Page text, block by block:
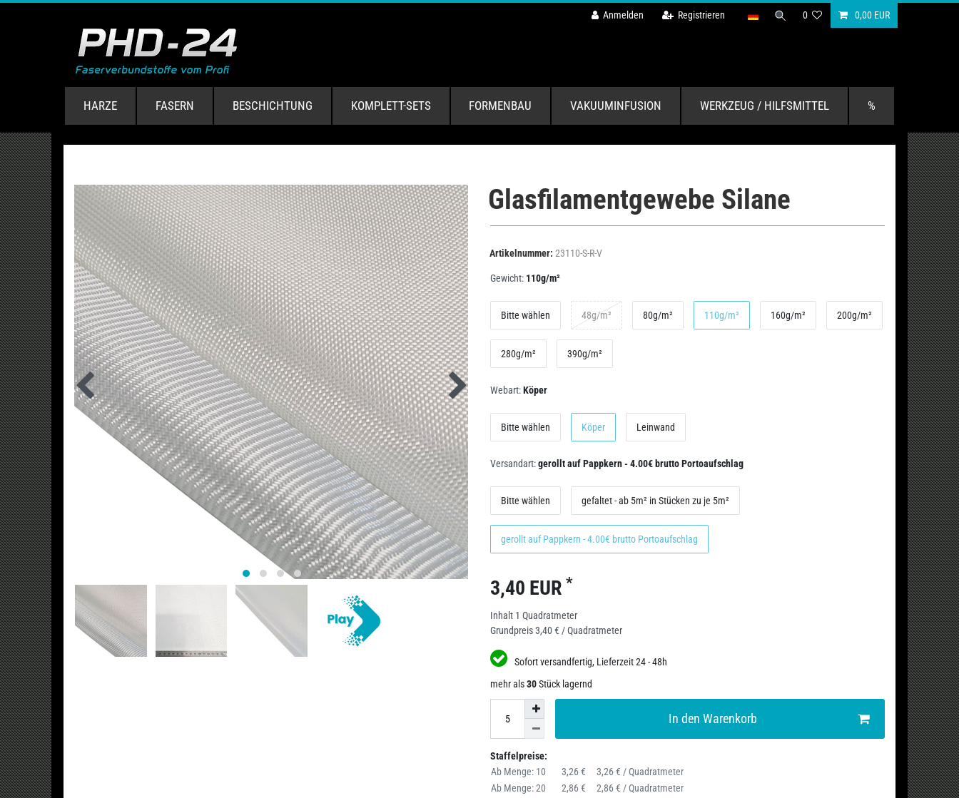
Anmelden Registrieren 0 0,00 EUR
HARZE FASERN BESCHICHTUNG KOMPLETT-SETS FORMENBAU VAKUUMINFUSION WERKZEUG / HILFSMITTEL %
Glasfilamentgewebe Silane
Artikelnummer: 23110-S-R-V
Gewicht: 110g/m²
Bitte wählen 48g/m² 80g/m² 110g/m² 160g/m² 200g/m²
280g/m² 390g/m²
Webart:Köper
Bitte wählen Köper Leinwand
Versandart:gerollt auf Pappkern - 4.00€ brutto Portoaufschlag
Bitte wählen gefaltet - ab 5m² in Stücken zu je 5m²
gerollt auf Pappkern - 4.00€ brutto Portoaufschlag
3,40 EUR *
Inhalt 1 Quadratmeter
Grundpreis3,40 € / Quadratmeter
Sofort versandfertig, Lieferzeit 24 - 48h
mehr als30Stück lagernd
In den Warenkorb
Staffelpreise:
Ab Menge: 10
3,26 €
3,26 € / Quadratmeter
Ab Menge: 20
2,86 €
2,86 € / Quadratmeter